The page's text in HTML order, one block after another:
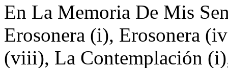
En La Memoria De Mis
Erosonera (i), Erosonera
(viii), La Contemplación